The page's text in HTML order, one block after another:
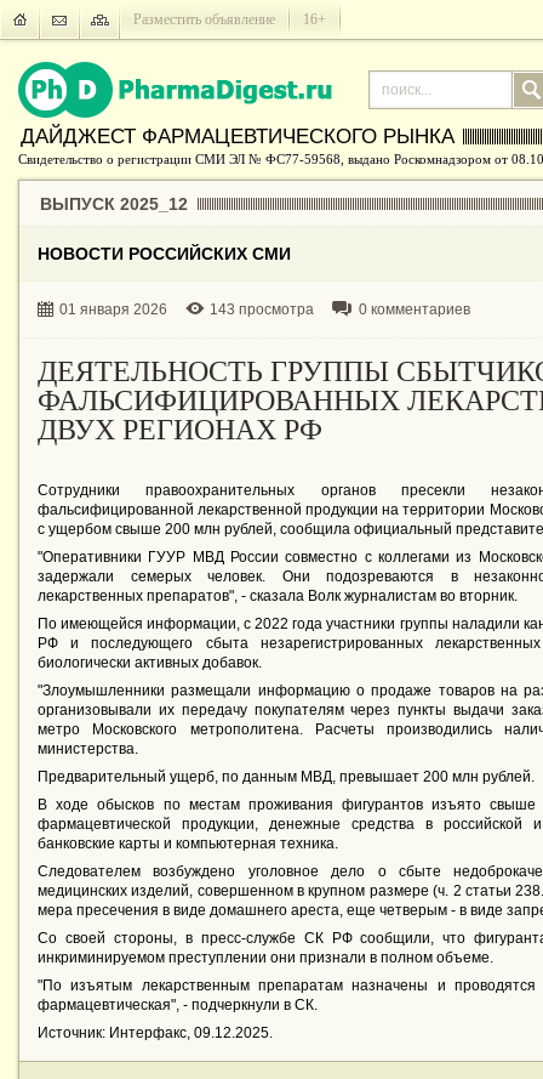
Разместить объявление 16+
ДАЙДЖЕСТ ФАРМАЦЕВТИЧЕСКОГО РЫНКА
Свидетельство о регистрации СМИ ЭЛ № ФС77-59568, выдано Роскомнадзором от
ВЫПУСК 2025_12
НОВОСТИ РОССИЙСКИХ СМИ
01 января 2026 143 просмотра 0 комментариев
ДЕЯТЕЛЬНОСТЬ ГРУППЫ
ФАЛЬСИФИЦИРОВАННЫХ
ДВУХ РЕГИОНАХ РФ
Сотрудники правоохранительных органов пресекли
фальсифицированной лекарственной продукции на территории
с ущербом свыше 200 млн рублей, сообщила официальный
"Оперативники ГУУР МВД России совместно с коллегами из
задержали семерых человек. Они подозреваются в
лекарственных препаратов", - сказала Волк журналистам во вторник.
По имеющейся информации, с 2022 года участники группы наладили
РФ и последующего сбыта незарегистрированных
биологически активных добавок.
"Злоумышленники размещали информацию о продаже товаров на
организовывали их передачу покупателям через пункты выдачи
метро Московского метрополитена. Расчеты производились
министерства.
Предварительный ущерб, по данным МВД, превышает 200 млн рублей.
В ходе обысков по местам проживания фигурантов изъято свыше
фармацевтической продукции, денежные средства в российской
банковские карты и компьютерная техника.
Следователем возбуждено уголовное дело о сбыте
медицинских изделий, совершенном в крупном размере (ч. 2 статьи
мера пресечения в виде домашнего ареста, еще четверым - в виде
Со своей стороны, в пресс-службе СК РФ сообщили, что
инкриминируемом преступлении они признали в полном объеме.
"По изъятым лекарственным препаратам назначены и
фармацевтическая", - подчеркнули в СК.
Источник: Интерфакс, 09.12.2025.